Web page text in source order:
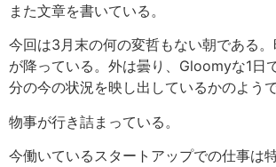
また文章を書いている。
今回は3月末の何の変哲もない朝である
が降っている。外は曇り、Gloomyな1日
分の今の状況を映し出しているかのようで
物事が行き詰まっている。
今働いているスタートアップでの仕事は